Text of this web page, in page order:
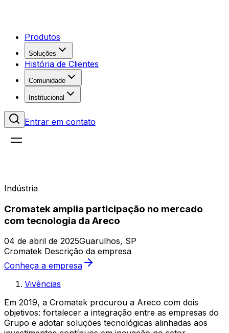
Produtos
Soluções
História de Clientes
Comunidade
Institucional
Entrar em contato
Indústria
Cromatek amplia participação no mercado
com tecnologia da Areco
04 de abril de 2025Guarulhos, SP
Cromatek Descrição da empresa
Conheça a empresa
Vivências
Em 2019, a Cromatek procurou a Areco com dois
objetivos: fortalecer a integração entre as empresas do
Grupo e adotar soluções tecnológicas alinhadas aos